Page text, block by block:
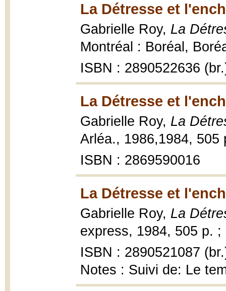
La Détresse et
Gabrielle Roy, La
Montréal : Boréal,
ISBN : 2890522636
La Détresse et
Gabrielle Roy, La
Arléa., 1986,1984, 505
ISBN : 2869590016
La Détresse et
Gabrielle Roy, La
express, 1984, 505 p. ;
ISBN : 2890521087
Notes : Suivi de: Le